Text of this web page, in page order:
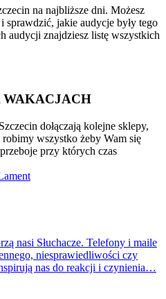
na najbliższe dni. Możesz
sprawdzić, jakie audycje były tego
audycji znajdziesz listę wszystkich
WAKACJACH
dołączają kolejne sklepy,
wszystko żeby Wam się
przy których czas
nasi Słuchacze. Telefony i maile
niesprawiedliwości czy
nas do reakcji i czynienia…